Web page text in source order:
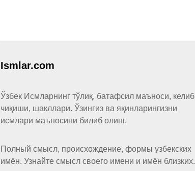
Ismlar.com
Ўзбек Исмларнинг тўлиқ, батафсил маъноси, келиб
чиқиши, шакллари. Ўзингиз ва яқинларингизни
исмлари маъносини билиб олинг.
Полный смысл, происхождение, формы узбекских
имён. Узнайте смысл своего имени и имён близких.